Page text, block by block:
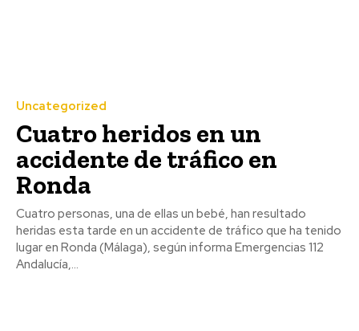
Uncategorized
Cuatro heridos en un
accidente de tráfico en
Ronda
Cuatro personas, una de ellas un bebé, han resultado
heridas esta tarde en un accidente de tráfico que ha tenido
lugar en Ronda (Málaga), según informa Emergencias 112
Andalucía,...